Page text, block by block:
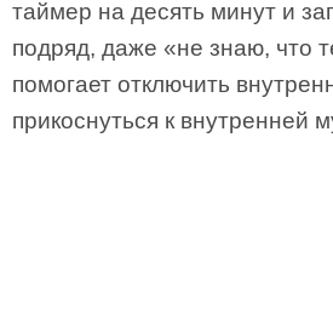
таймер на десять минут и
подряд, даже «не знаю, что
помогает отключить
прикоснуться к внутренней